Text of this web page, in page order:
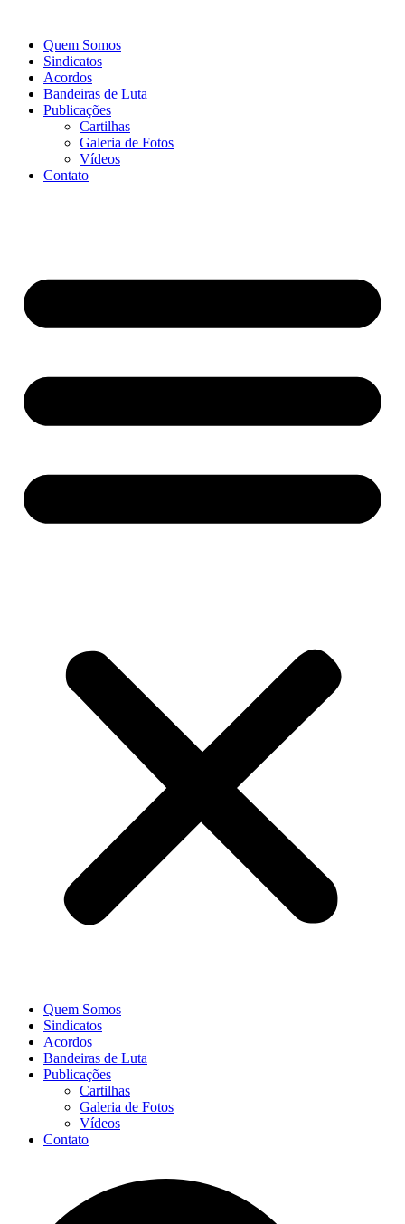
Quem Somos
Sindicatos
Acordos
Bandeiras de Luta
Publicações
Cartilhas
Galeria de Fotos
Vídeos
Contato
Quem Somos
Sindicatos
Acordos
Bandeiras de Luta
Publicações
Cartilhas
Galeria de Fotos
Vídeos
Contato